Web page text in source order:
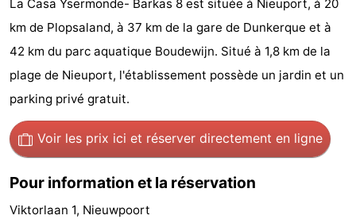
Westende
d'hôtes
Chaumières
-
Nieuwpoort
Oostduinkerke
aan
-
Westende
Hôtels
La Casa Ysermonde- Barkas 8 est située à Nieuport, à 20
km de Plopsaland, à 37 km de la gare de Dunkerque et à
42 km du parc aquatique Boudewijn. Situé à 1,8 km de la
plage de Nieuport, l'établissement possède un jardin et un
parking privé gratuit.
Voir les prix ici et réserver directement en ligne
Pour information et la réservation
Viktorlaan 1, Nieuwpoort